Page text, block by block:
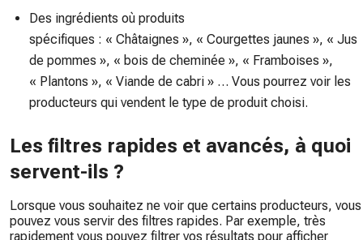
Des ingrédients où produits
spécifiques : « Châtaignes », « Courgettes jaunes », « Jus
de pommes », « bois de cheminée », « Framboises »,
« Plantons », « Viande de cabri » … Vous pourrez voir les
producteurs qui vendent le type de produit choisi.
Les filtres rapides et avancés, à quoi
servent-ils ?
Lorsque vous souhaitez ne voir que certains producteurs, vous
pouvez vous servir des filtres rapides. Par exemple, très
rapidement vous pouvez filtrer vos résultats pour afficher